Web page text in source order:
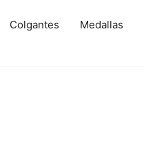
Colgantes Medallas